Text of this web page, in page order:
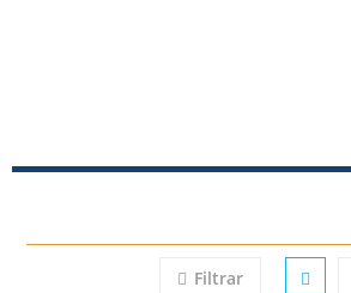
Filtrar